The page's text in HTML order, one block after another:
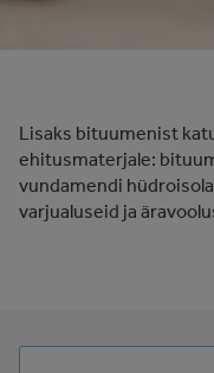
Lisaks bituumenist
ehitusmaterjale:
vundamendi
varjualuseid ja